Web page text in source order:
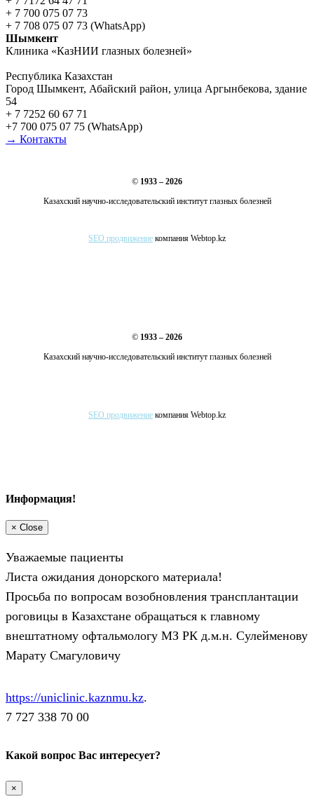
+ 7 700 075 07 73
+ 7 708 075 07 73 (WhatsApp)
Шымкент
Клиника «КазНИИ глазных болезней»
Республика Казахстан
Город Шымкент, Абайский район, улица Аргынбекова, здание
54
+ 7 7252 60 67 71
+7 700 075 07 75 (WhatsApp)
→ Контакты
© 1933 – 2026
Казахский научно-исследовательский институт глазных болезней
SEO продвижение компания Webtop.kz
© 1933 – 2026
Казахский научно-исследовательский институт глазных болезней
SEO продвижение компания Webtop.kz
Информация!
× Close
Уважаемые пациенты
Листа ожидания донорского материала!
Просьба по вопросам возобновления трансплантации
роговицы в Казахстане обращаться к главному
внештатному офтальмологу МЗ РК д.м.н. Сулейменову
Марату Смагуловичу
https://uniclinic.kaznmu.kz.
7 727 338 70 00
Какой вопрос Вас интересует?
×